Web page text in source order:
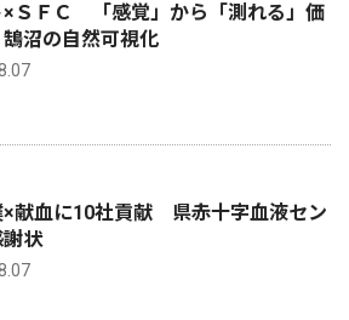
×ＳＦＣ 「感覚」から「測れる」価
沼の自然可視化
×献血に10社貢献 県赤十字血液セン
状